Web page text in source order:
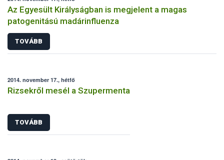
Az Egyesült Királyságban is megjelent a magas
patogenitású madárinfluenza
TOVÁBB
2014. november 17., hétfő
Rizsekről mesél a Szupermenta
TOVÁBB